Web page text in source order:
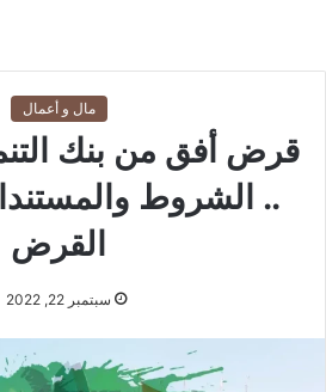
مال و أعمال
قرض أفق من بنك
.. الشروط
القرض
سبتمبر 22, 2022